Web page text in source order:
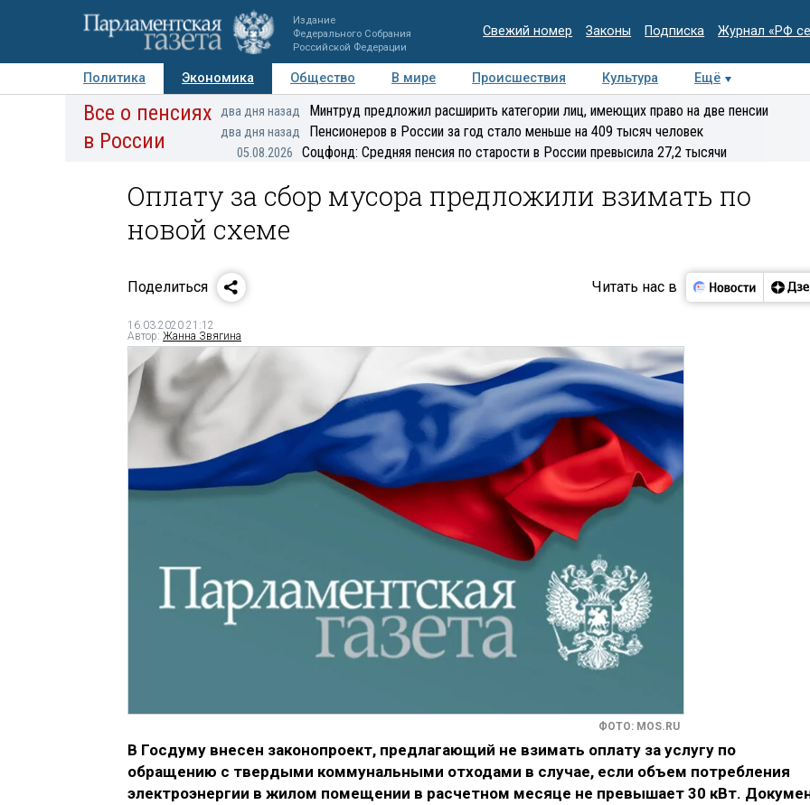
Издание
Федерального Собрания
Российской Федерации
Свежий номер Законы Подписка Журнал «РФ
Политика Экономика Общество В мире Происшествия Культура
Ещё
Авторы Персоны Мнения Регионы Медиацентр Интервью Колумнисты
Все о пенсиях
в России
два дня назад Минтруд предложил расширить категории лиц, имеющих право на две пенсии
два дня назад Пенсионеров в России за год стало меньше на 409 тысяч человек
05.08.2026 Соцфонд: Средняя пенсия по старости в России превысила 27,2 тысячи
Оплату за сбор мусора предложили взимать по
новой схеме
Поделиться Читать нас в
16.03.2020 21:12
Автор: Жанна Звягина
ФОТО: MOS.RU
В Госдуму внесен законопроект, предлагающий не взимать оплату за услугу по
обращению с твердыми коммунальными отходами в случае, если объем потребления
электроэнергии в жилом помещении в расчетном месяце не превышает 30 кВт.